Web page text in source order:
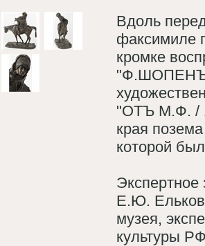
Вдоль
факсимиле
кромке
"Ф.ШОПЕНЪ";
"ОТЪ М.Ф. /
края
которой
Е.Ю.
музея,
культуры